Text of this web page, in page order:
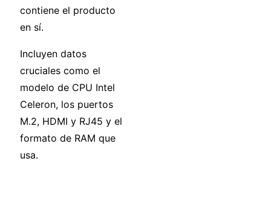
contiene el producto
en sí.
Incluyen datos
cruciales como el
modelo de CPU Intel
Celeron, los puertos
M.2, HDMI y RJ45 y el
formato de RAM que
usa.